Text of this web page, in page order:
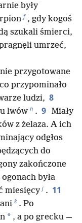
były
f , gdy kogoś
szukali śmierci,
umrzeć,
przygotowane
przypominało
ludzi, 8
lwów h . 9 Miały
z żelaza. A ich
odgłos
do
zakończone
była
miesięcy j . 11
k . Po
* , a po grecku —